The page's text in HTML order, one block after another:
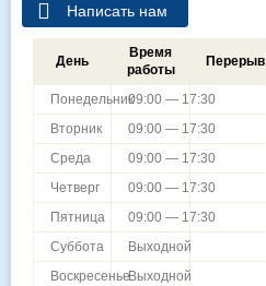
Написать нам
День
Время
работы
Перерыв
Понедельник09:00 — 17:30
Вторник
09:00 — 17:30
Среда
09:00 — 17:30
Четверг
09:00 — 17:30
Пятница
09:00 — 17:30
Суббота
Выходной
ВоскресеньеВыходной